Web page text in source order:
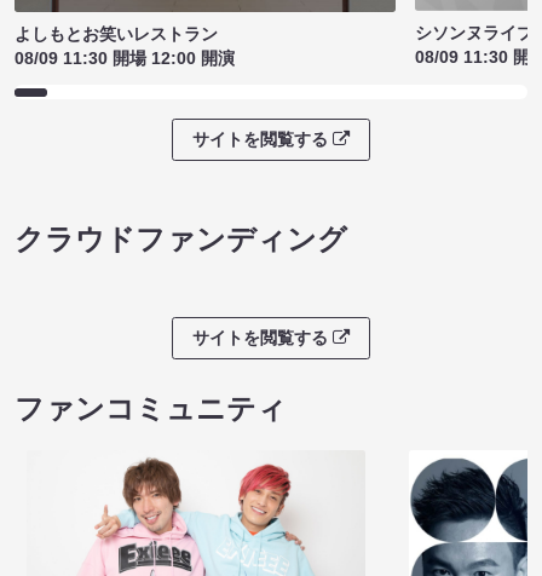
よしもとお笑いレストラン
08/09 11:30 開場 12:00 開演
シソンヌライ
08/09 11:30 開
サイトを閲覧する
クラウドファンディング
サイトを閲覧する
ファンコミュニティ